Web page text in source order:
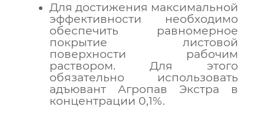
Для достижения максимальной
эффективности необходимо
обеспечить равномерное
покрытие листовой
поверхности рабочим
раствором. Для этого
обязательно использовать
адъювант Агропав Экстра в
концентрации 0,1%.